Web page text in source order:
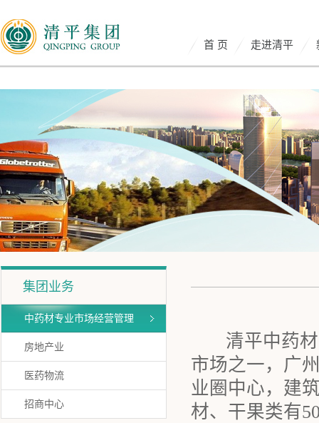
首 页 走进清平
集团业务
中药材专业市场经营管理
房地产业
医药物流
招商中心
清平中药材
市场之一，广
业圈中心，建
材、干果类有